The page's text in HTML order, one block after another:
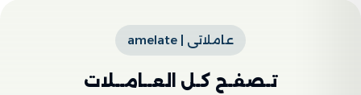
عاملاتى | amelate
تـصفـح كـل العــامــلات